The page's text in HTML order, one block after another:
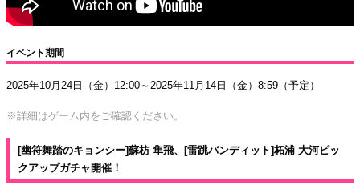
イベント期間
2025年10月24日（金）12:00～2025年11月14日（金）8:59（予定）
※詳細はゲーム内をご確認ください。
[幽符舞踏のキョンシー]蘇枋 隼飛、[雷跳バンディット]柘浦 大河ピッ
クアップガチャ開催！